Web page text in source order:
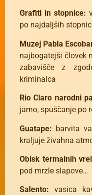
Grafiti in stopnice:
po najdaljših
Muzej Pabla
najbogatejši človek
zabavišče z
kriminalca
Rio Claro narodni
jamo, spuščanje po
Guatape: barvita
kraljuje živahna
Obisk termalnih
pod mrzle slapove…
Salento: vasica